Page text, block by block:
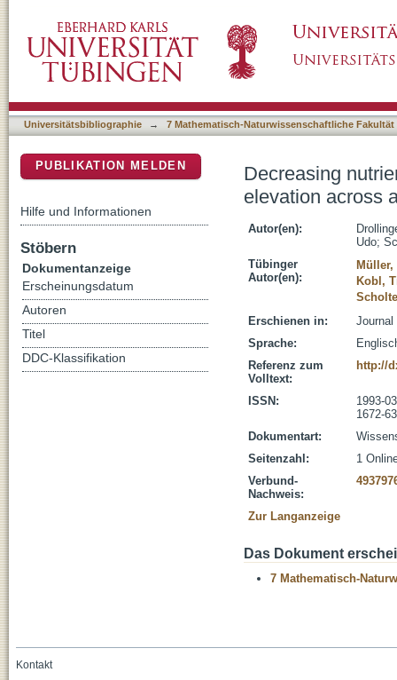
ecotone in Rolwaling Himal, Nepal
Universitätsbibliographie → 7 Mathematisch-Naturwissenschaftliche Fakultät
Decreasing
elevation across
Autor(en):
Udo;
Tübinger
Autor(en):
Kobl,
Erschienen in:
Journal
Sprache:
Referenz zum
Volltext:
http://
ISSN:
1993-
1672-
Dokumentart:
Seitenzahl:
1
Verbund-
Nachweis:
Zur Langanzeige
Das Dokument
7 Mathematisch-
PUBLIKATION MELDEN
Hilfe und Informationen
Stöbern
Dokumentanzeige
Erscheinungsdatum
Autoren
Titel
DDC-Klassifikation
Kontakt